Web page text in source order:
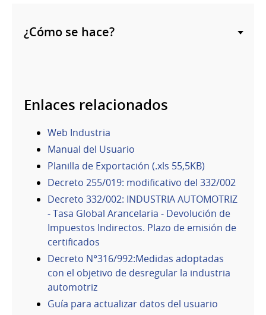
¿Cómo se hace?
Enlaces relacionados
Web Industria
Manual del Usuario
Planilla de Exportación (.xls 55,5KB)
Decreto 255/019: modificativo del 332/002
Decreto 332/002: INDUSTRIA AUTOMOTRIZ
- Tasa Global Arancelaria - Devolución de
Impuestos Indirectos. Plazo de emisión de
certificados
Decreto N°316/992:Medidas adoptadas
con el objetivo de desregular la industria
automotriz
Guía para actualizar datos del usuario